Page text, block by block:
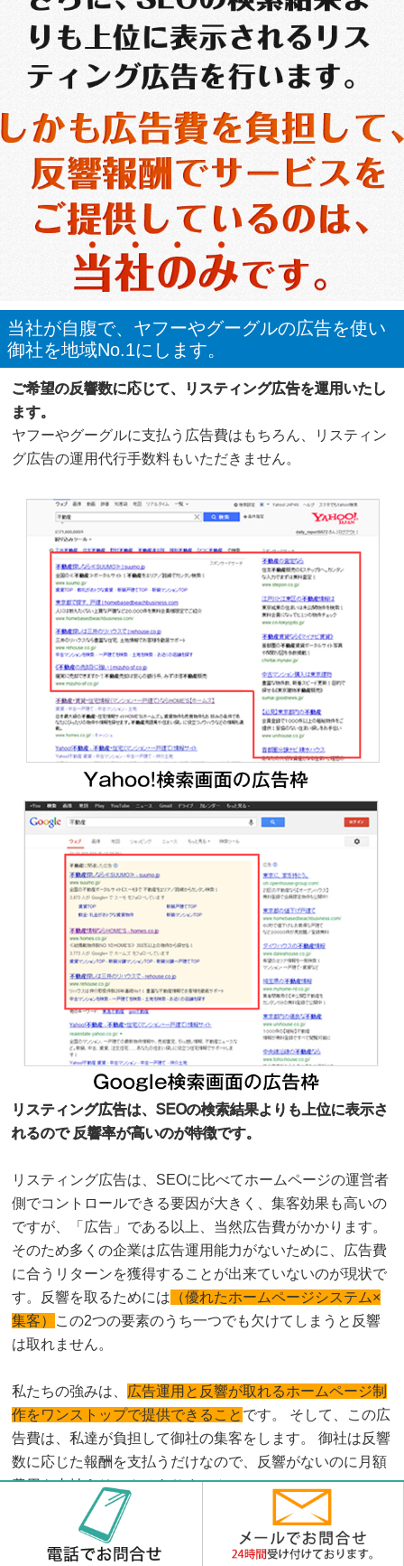
当社が自腹で、ヤフーやグーグルの広告を使い
御社を地域No.1にします。
ご希望の反響数に応じて、リスティング広告を運用いたし
ます。
ヤフーやグーグルに支払う広告費はもちろん、リスティン
グ広告の運用代行手数料もいただきません。
リスティング広告は、SEOの検索結果よりも上位に表示さ
れるので 反響率が高いのが特徴です。
リスティング広告は、SEOに比べてホームページの運営者
側でコントロールできる要因が大きく、集客効果も高いの
ですが、「広告」である以上、当然広告費がかかります。
そのため多くの企業は広告運用能力がないために、広告費
に合うリターンを獲得することが出来ていないのが現状で
す。反響を取るためには （優れたホームページシステム×
集客） この2つの要素のうち一つでも欠けてしまうと反響
は取れません。
私たちの強みは、 広告運用と反響が取れるホームページ制
作をワンストップで提供できること です。 そして、この広
告費は、私達が負担して御社の集客をします。 御社は反響
数に応じた報酬を支払うだけなので、反響がないのに月額
費用を支払うリスクはありません。
リスティング広告の運用代行を行う一般的な広告代理店の
場合、かかった広告費の２０％ほどを手数料として、代理